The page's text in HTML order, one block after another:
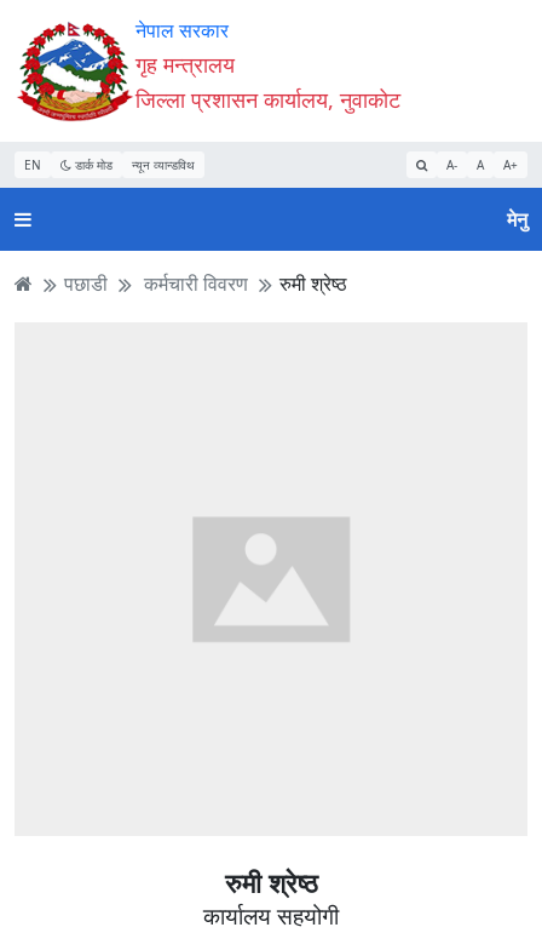
Accessibility
Mode
सुरु
गर्नुहोस्
सामाग्री
पढ्नुहाेस्
नेभिगेसन
पढ्नुहाेस्
वेबसाइट
खोजमा
जानुहोस्
नेपाल सरकार
गृह मन्त्रालय
जिल्ला प्रशासन कार्यालय, नुवाकोट
EN डार्क मोड न्यून व्यान्डविथ A- A A+
मेनु
पछाडी कर्मचारी विवरण रुमी श्रेष्ठ
रुमी श्रेष्ठ
कार्यालय सहयोगी